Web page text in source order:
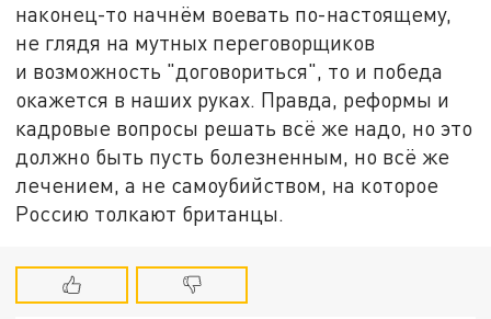
наконец-то начнём воевать по-настоящему,
не глядя на мутных переговорщиков
и возможность "договориться", то и победа
окажется в наших руках. Правда, реформы и
кадровые вопросы решать всё же надо, но это
должно быть пусть болезненным, но всё же
лечением, а не самоубийством, на которое
Россию толкают британцы.